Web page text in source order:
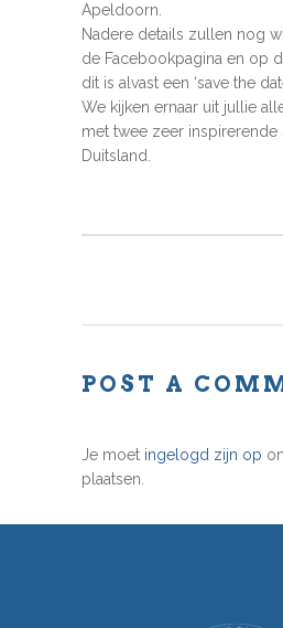
Apeldoorn.
Nadere details zullen nog
de Facebookpagina en op
dit is alvast een ‘save the
We kijken ernaar uit jullie
met twee zeer inspirerende
Duitsland.
POST A
Je moet ingelogd zijn op
plaatsen.